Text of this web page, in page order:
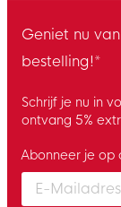
Geniet nu
bestelling!*
Schrijf je nu in
ontvang 5%
Enter your
Abonneer je op